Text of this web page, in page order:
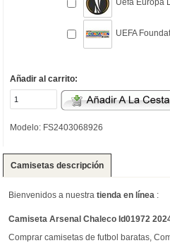
UEFA
Añadir al carrito:
Modelo: FS2403068926
Camisetas descripción
Bienvenidos a nuestra tienda en línea :
Camiseta Arsenal Chaleco Id01972
Comprar camisetas de futbol baratas,